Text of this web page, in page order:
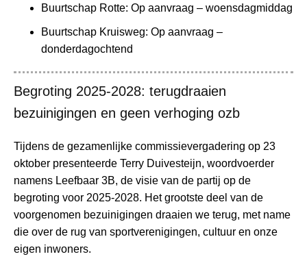
Buurtschap Rotte: Op aanvraag – woensdagmiddag
Buurtschap Kruisweg: Op aanvraag –
donderdagochtend
Begroting 2025-2028: terugdraaien
bezuinigingen en geen verhoging ozb
Tijdens de gezamenlijke commissievergadering op 23
oktober presenteerde Terry Duivesteijn, woordvoerder
namens Leefbaar 3B, de visie van de partij op de
begroting voor 2025-2028. Het grootste deel van de
voorgenomen bezuinigingen draaien we terug, met name
die over de rug van sportverenigingen, cultuur en onze
eigen inwoners.